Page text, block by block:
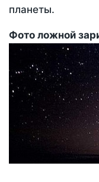
планеты.
Фото ложной